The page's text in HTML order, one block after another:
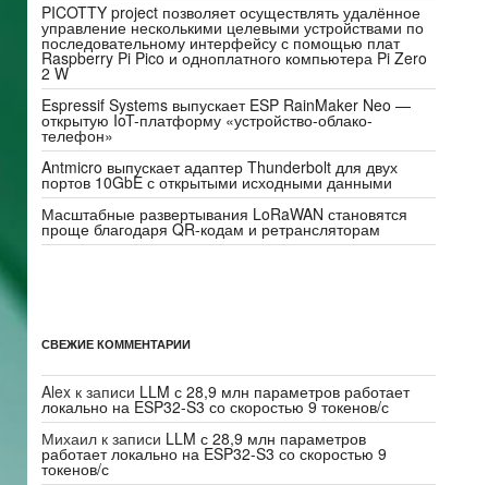
PICOTTY project позволяет осуществлять удалённое
управление несколькими целевыми устройствами по
последовательному интерфейсу с помощью плат
Raspberry Pi Pico и одноплатного компьютера Pi Zero
2 W
Espressif Systems выпускает ESP RainMaker Neo —
открытую IoT-платформу «устройство-облако-
телефон»
Antmicro выпускает адаптер Thunderbolt для двух
портов 10GbE с открытыми исходными данными
Масштабные развертывания LoRaWAN становятся
проще благодаря QR-кодам и ретрансляторам
СВЕЖИЕ КОММЕНТАРИИ
Alex к записи LLM с 28,9 млн параметров работает
локально на ESP32-S3 со скоростью 9 токенов/с
Михаил к записи LLM с 28,9 млн параметров
работает локально на ESP32-S3 со скоростью 9
токенов/с